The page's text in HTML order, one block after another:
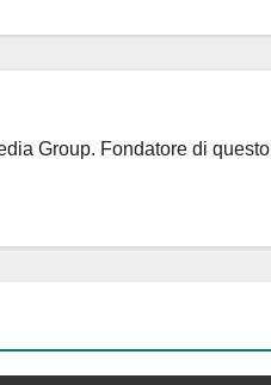
Group. Fondatore di questo